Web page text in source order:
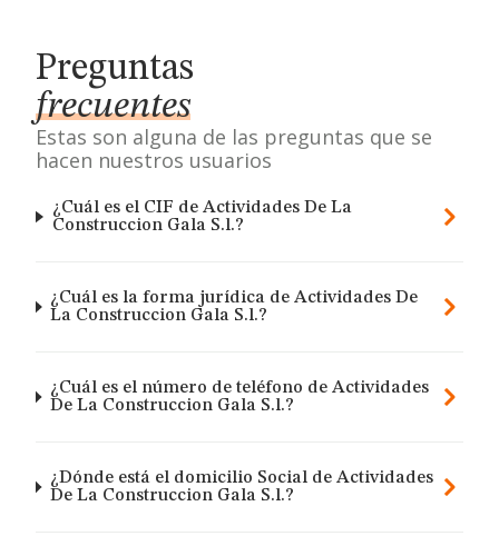
Preguntas
frecuentes
Estas son alguna de las preguntas que se
hacen nuestros usuarios
¿Cuál es el CIF de Actividades De La
Construccion Gala S.l.?
¿Cuál es la forma jurídica de Actividades De
La Construccion Gala S.l.?
¿Cuál es el número de teléfono de Actividades
De La Construccion Gala S.l.?
¿Dónde está el domicilio Social de Actividades
De La Construccion Gala S.l.?